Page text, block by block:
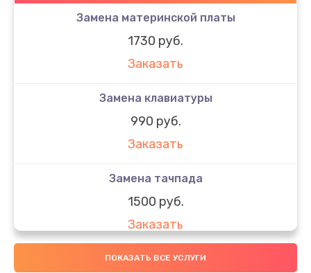
Замена материнской платы
1730 руб.
Заказать
Замена клавиатуры
990 руб.
Заказать
Замена тачпада
1500 руб.
Заказать
Замена южного моста
ПОКАЗАТЬ ВСЕ УСЛУГИ